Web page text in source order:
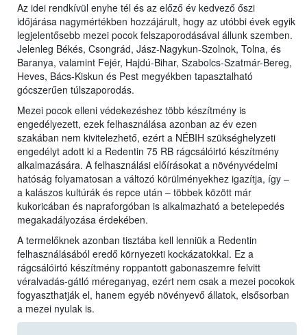
Az idei rendkívül enyhe tél és az előző év kedvező őszi
időjárása nagymértékben hozzájárult, hogy az utóbbi évek egyik
legjelentősebb mezei pocok felszaporodásával állunk szemben.
Jelenleg Békés, Csongrád, Jász-Nagykun-Szolnok, Tolna, és
Baranya, valamint Fejér, Hajdú-Bihar, Szabolcs-Szatmár-Bereg,
Heves, Bács-Kiskun és Pest megyékben tapasztalható
gócszerűen túlszaporodás.
Mezei pocok elleni védekezéshez több készítmény is
engedélyezett, ezek felhasználása azonban az év ezen
szakában nem kivitelezhető, ezért a NÉBIH szükséghelyzeti
engedélyt adott ki a Redentin 75 RB rágcsálóirtó készítmény
alkalmazására. A felhasználási előírásokat a növényvédelmi
hatóság folyamatosan a változó körülményekhez igazítja, így –
a kalászos kultúrák és repce után – többek között már
kukoricában és napraforgóban is alkalmazható a betelepedés
megakadályozása érdekében.
A termelőknek azonban tisztába kell lenniük a Redentin
felhasználásából eredő környezeti kockázatokkal. Ez a
rágcsálóirtó készítmény roppantott gabonaszemre felvitt
véralvadás-gátló méreganyag, ezért nem csak a mezei pocokok
fogyaszthatják el, hanem egyéb növényevő állatok, elsősorban
a mezei nyulak is.